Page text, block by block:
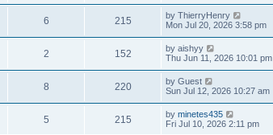
6 215 by ThierryHenry
Mon Jul 20, 2026 3:58 pm
2 152 by aishyy
Thu Jun 11, 2026 10:01 pm
8 220 by Guest
Sun Jul 12, 2026 10:27 am
5 215 by minetes435
Fri Jul 10, 2026 2:11 pm